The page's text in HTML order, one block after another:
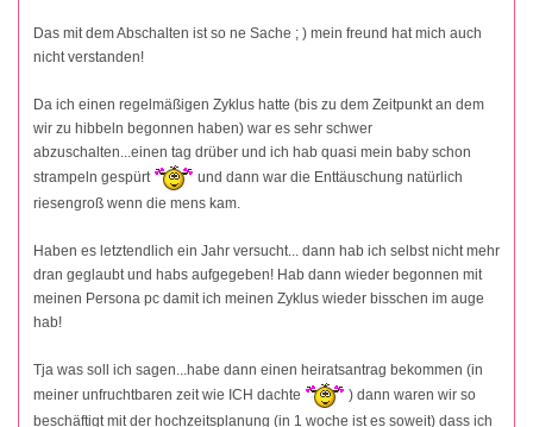
Das mit dem Abschalten ist so ne Sache ; ) mein freund hat mich auch
nicht verstanden!
Da ich einen regelmäßigen Zyklus hatte (bis zu dem Zeitpunkt an dem
wir zu hibbeln begonnen haben) war es sehr schwer
abzuschalten...einen tag drüber und ich hab quasi mein baby schon
strampeln gespürt
und dann war die Enttäuschung natürlich
riesengroß wenn die mens kam.
Haben es letztendlich ein Jahr versucht... dann hab ich selbst nicht mehr
dran geglaubt und habs aufgegeben! Hab dann wieder begonnen mit
meinen Persona pc damit ich meinen Zyklus wieder bisschen im auge
hab!
Tja was soll ich sagen...habe dann einen heiratsantrag bekommen (in
meiner unfruchtbaren zeit wie ICH dachte
) dann waren wir so
beschäftigt mit der hochzeitsplanung (in 1 woche ist es soweit) dass ich